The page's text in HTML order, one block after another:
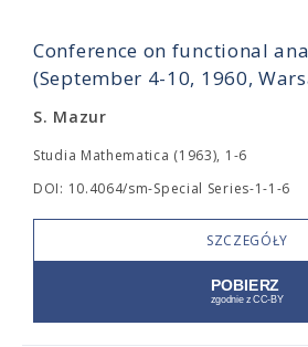
Conference on functional
(September 4-10, 1960,
S. Mazur
Studia Mathematica (1963), 1-6
DOI: 10.4064/sm-Special Series-1-1-6
SZCZEGÓŁY